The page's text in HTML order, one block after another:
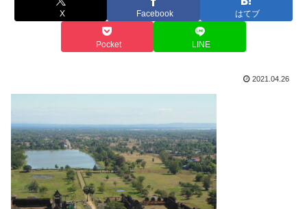
X Facebook はてブ
Pocket LINE
2021.04.26